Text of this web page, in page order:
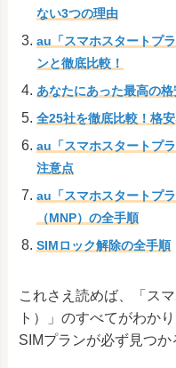
ない3つの理由
au「スマホスタートプ
ンと徹底比較！
あなたにあった最高の
全25社を徹底比較！格
au「スマホスタートプ
注意点
au「スマホスタートプ
（MNP）の全手順
SIMロック解除の全手順
これさえ読めば、「ス
ト）」のすべてがわか
SIMプランが必ず見つか